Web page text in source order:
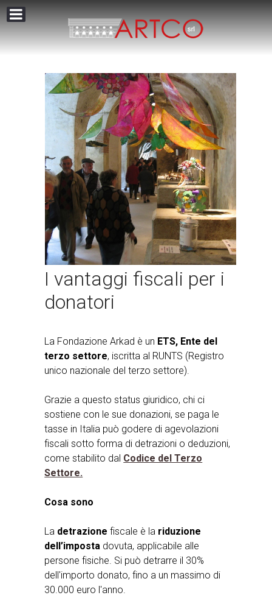
I vantaggi fiscali per i
donatori
La Fondazione Arkad è un ETS, Ente del
terzo settore, iscritta al RUNTS (Registro
unico nazionale del terzo settore).
Grazie a questo status giuridico, chi ci
sostiene con le sue donazioni, se paga le
tasse in Italia può godere di agevolazioni
fiscali sotto forma di detrazioni o deduzioni,
come stabilito dal Codice del Terzo
Settore.
Cosa sono
La detrazionefiscale è la riduzione
dell’imposta dovuta, applicabile alle
persone fisiche. Si può detrarre il 30%
dell'importo donato, fino a un massimo di
30.000 euro l'anno.